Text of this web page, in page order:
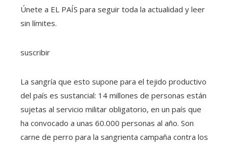
Únete a EL PAÍS para seguir toda la actualidad y leer
sin límites.
suscribir
La sangría que esto supone para el tejido productivo
del país es sustancial: 14 millones de personas están
sujetas al servicio militar obligatorio, en un país que
ha convocado a unas 60.000 personas al año. Son
carne de perro para la sangrienta campaña contra los